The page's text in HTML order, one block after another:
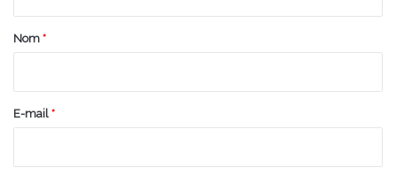
a
e
Nom *
E-mail *